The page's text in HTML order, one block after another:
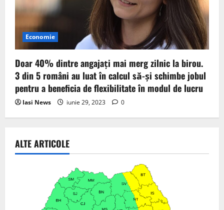
Economie
Doar 40% dintre angajați mai merg zilnic la birou.
3 din 5 români au luat în calcul să-și schimbe jobul
pentru a beneficia de flexibilitate în modul de lucru
Iasi News iunie 29, 2023 0
ALTE ARTICOLE